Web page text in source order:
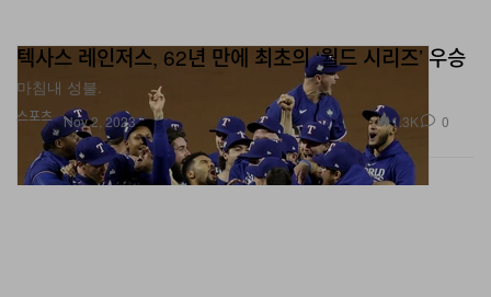
스포츠
텍사스 레인저스, 62년 만에 최초의 ‘월드 시리즈’ 우승
마침내 성불.
Nov 2, 2023 1.3K 0